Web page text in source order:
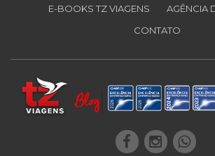
E-BOOKS TZ VIAGENS
AGÊNCIA
CONTATO